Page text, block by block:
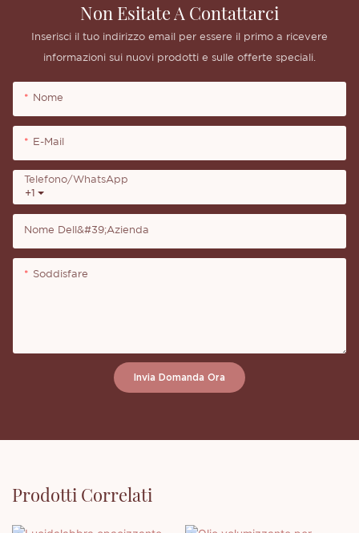
Non Esitate A Contattarci
Inserisci il tuo indirizzo email per essere il primo a ricevere
informazioni sui nuovi prodotti e sulle offerte speciali.
Nome
E-Mail
+1
Telefono/WhatsApp
Nome Dell&#39;azienda
Soddisfare
Invia Domanda Ora
Prodotti Correlati